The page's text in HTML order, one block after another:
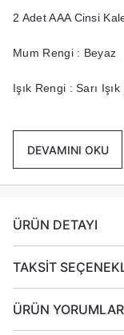
2 Adet AAA Cinsi
Mum Rengi : Beyaz
Işık Rengi : Sarı
Ölçüler :
Yükseklik :29 cm
Paket İçeriği : 100
DEVAMINI OKU
ÜRÜN DETAYI
TAKSİT
ÜRÜN